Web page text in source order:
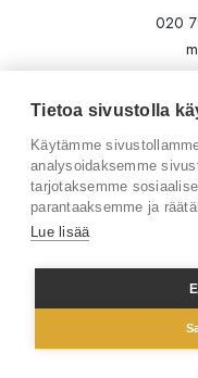
020
©
Tietoa sivustolla
Käytämme
analysoidaksemme
tarjotaksemme
parantaaksemme ja
Lue lisää